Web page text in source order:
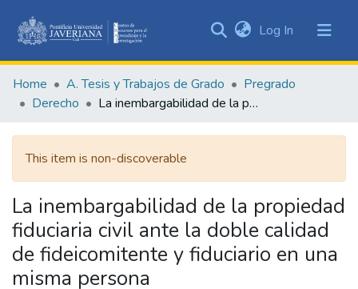
&
Collections
Statistics
Log In (current)
Home A. Tesis y Trabajos de Grado
Pregrado
Derecho
La inembargabilidad de la propiedad fiduciaria civil ante la doble calidad de fideicomitente y fiduciario en una misma persona
This item is non-discoverable
La inembargabilidad de la propiedad
fiduciaria civil ante la doble calidad
de fideicomitente y fiduciario en una
misma persona